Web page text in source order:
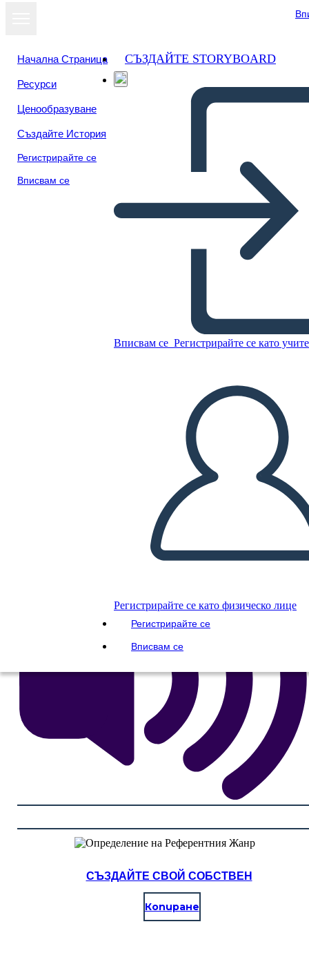
Начална Страница
Ресурси
Ценообразуване
Създайте История
Регистрирайте се
Вписвам се
СЪЗДАЙТЕ STORYBOARD
Вписвам се Регистрирайте се като
Регистрирайте се като физическо лице
Регистрирайте се
Вписвам се
Референтния Жанр
Копирайте този Storyboard
СЪЗДАЙТЕ СЦЕНАРИЙ
ПУСКАНЕ НА СЛАЙДШОУ
ЧЕТИ МИ
СЪЗДАЙТЕ СВОЙ СОБСТВЕН
Копиране